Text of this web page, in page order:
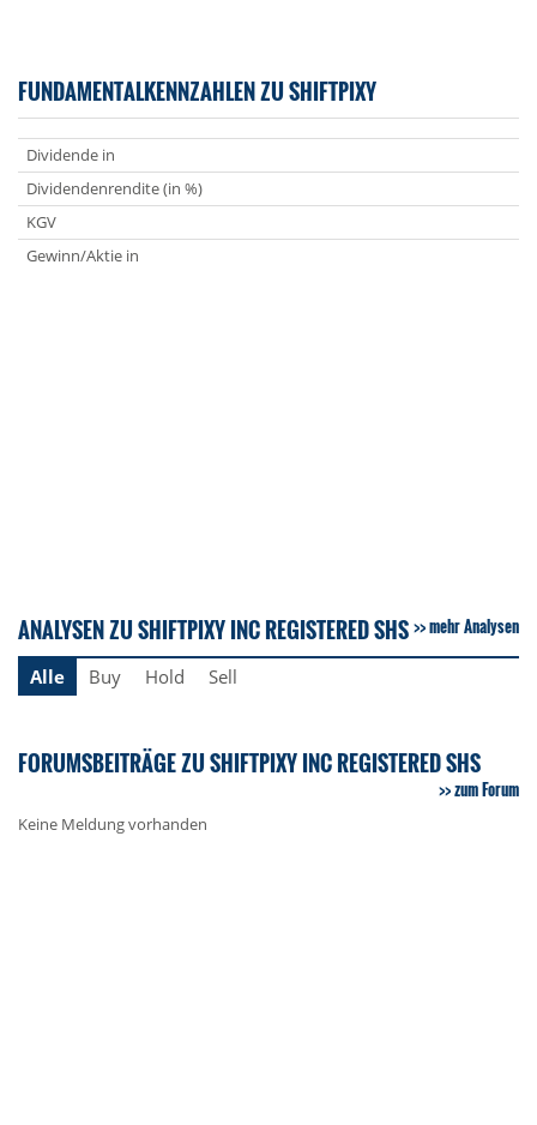
FUNDAMENTALKENNZAHLEN ZU SHIFTPIXY
Dividende in
Dividendenrendite (in %)
KGV
Gewinn/Aktie in
ANALYSEN ZU SHIFTPIXY INC REGISTERED SHS mehr Analysen
Alle Buy Hold Sell
FORUMSBEITRÄGE ZU SHIFTPIXY INC REGISTERED SHS
zum Forum
Keine Meldung vorhanden